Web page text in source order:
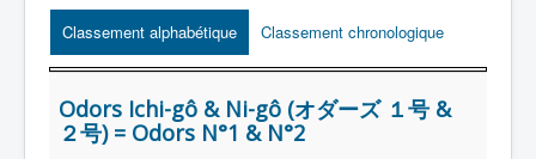
Série
Acteur
Équipe
Personnage
Classement alphabétique
Classement chronologique
Odors Ichi-gô & Ni-gô (オダーズ １号 &
２号) = Odors N°1 & N°2